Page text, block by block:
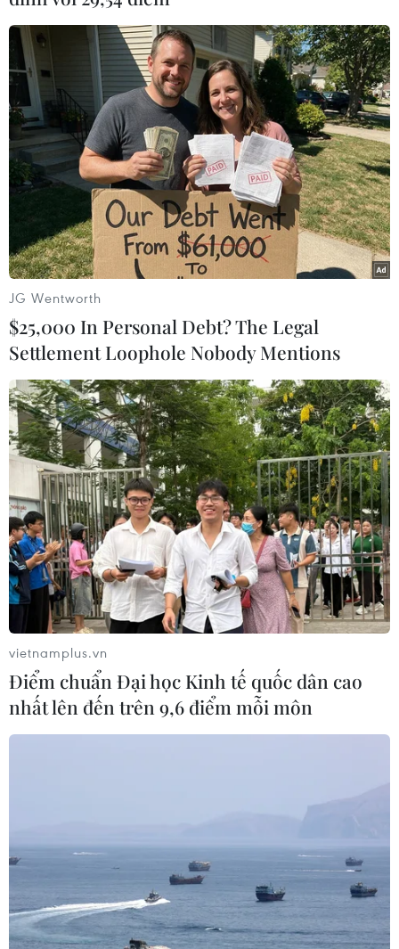
Adidas sắp ra mắt thiết bị đeo tay phục vụ
luyện tập thể thao
16/07/2014 02:02
Hãng Adidas đã công bố chuẩn bị phát hành vòng đeo
tay Fit Smart đi kèm với ứng dụng miCoach vào khoảng
giữa tháng 8 năm nay.
JG Wentworth
$25,000 In Personal Debt? The Legal
Settlement Loophole Nobody Mentions
vietnamplus.vn
Điểm chuẩn Đại học Kinh tế quốc dân cao
nhất lên đến trên 9,6 điểm mỗi môn